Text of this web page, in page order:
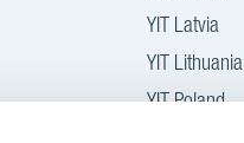
YIT Latvia
YIT Lithuania
YIT Poland